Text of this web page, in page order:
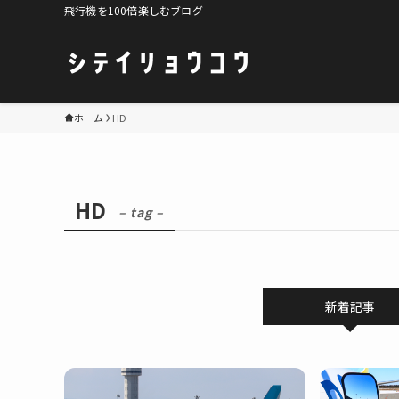
飛行機を100倍楽しむブログ
ホーム HD
HD – tag –
新着記事